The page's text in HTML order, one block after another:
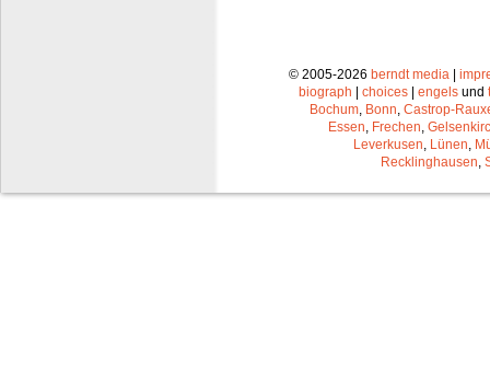
© 2005-2026 berndt media |
biograph | choices | engels und
Bochum Bonn Castrop-
Essen Frechen
Leverkusen Lünen
Recklinghausen